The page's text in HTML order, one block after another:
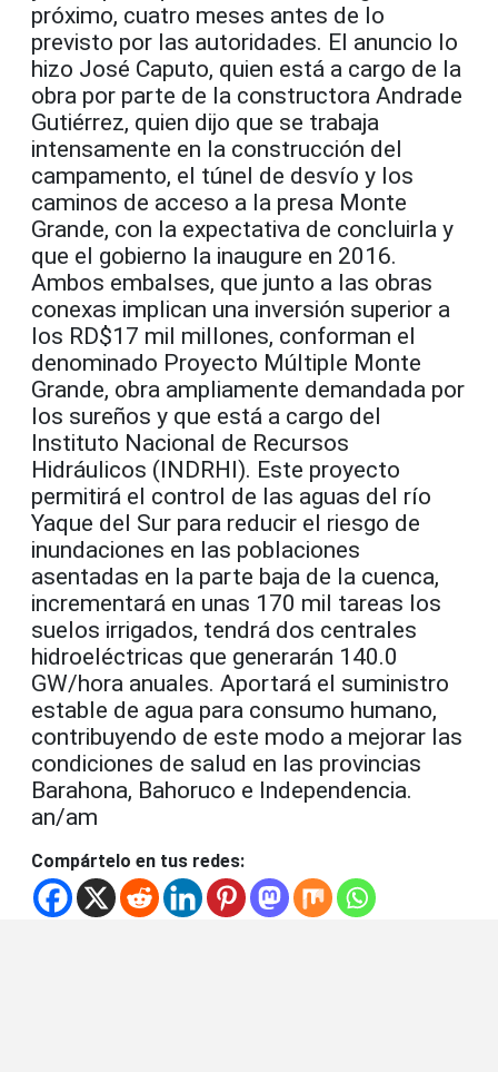
próximo, cuatro meses antes de lo
previsto por las autoridades. El anuncio lo
hizo José Caputo, quien está a cargo de la
obra por parte de la constructora Andrade
Gutiérrez, quien dijo que se trabaja
intensamente en la construcción del
campamento, el túnel de desvío y los
caminos de acceso a la presa Monte
Grande, con la expectativa de concluirla y
que el gobierno la inaugure en 2016.
Ambos embalses, que junto a las obras
conexas implican una inversión superior a
los RD$17 mil millones, conforman el
denominado Proyecto Múltiple Monte
Grande, obra ampliamente demandada por
los sureños y que está a cargo del
Instituto Nacional de Recursos
Hidráulicos (INDRHI). Este proyecto
permitirá el control de las aguas del río
Yaque del Sur para reducir el riesgo de
inundaciones en las poblaciones
asentadas en la parte baja de la cuenca,
incrementará en unas 170 mil tareas los
suelos irrigados, tendrá dos centrales
hidroeléctricas que generarán 140.0
GW/hora anuales. Aportará el suministro
estable de agua para consumo humano,
contribuyendo de este modo a mejorar las
condiciones de salud en las provincias
Barahona, Bahoruco e Independencia.
an/am
Compártelo en tus redes: